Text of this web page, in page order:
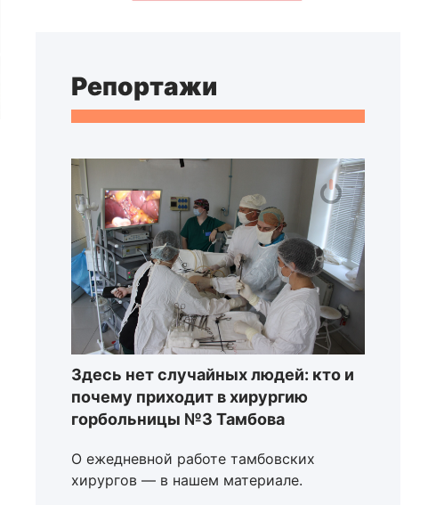
Репортажи
Здесь нет случайных людей: кто и
почему приходит в хирургию
горбольницы №3 Тамбова
О ежедневной работе тамбовских
хирургов — в нашем материале.